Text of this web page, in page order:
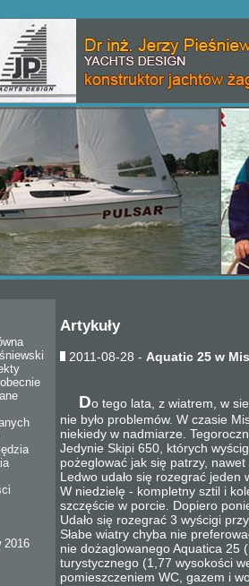
2016
Artykuły
2011-08-28 - Aquatic 25 w
Do tego lata, z wiatrem, w
nie było problemów. W czasie
niekiedy w nadmiarze.
Jedynie Skipi 650, których
pożeglować jak się patrzy, nawet
Ledwo udało się rozegrać
W niedzielę - kompletny sztil i
szczęście w porcie. Dopiero
Udało się rozegrać 3 wyścigi
Słabe wiatry chyba nie
nie dożaglowanego Aquatica 25
turystycznego (1,77 wysokości
pomieszczeniem WC, gazem i